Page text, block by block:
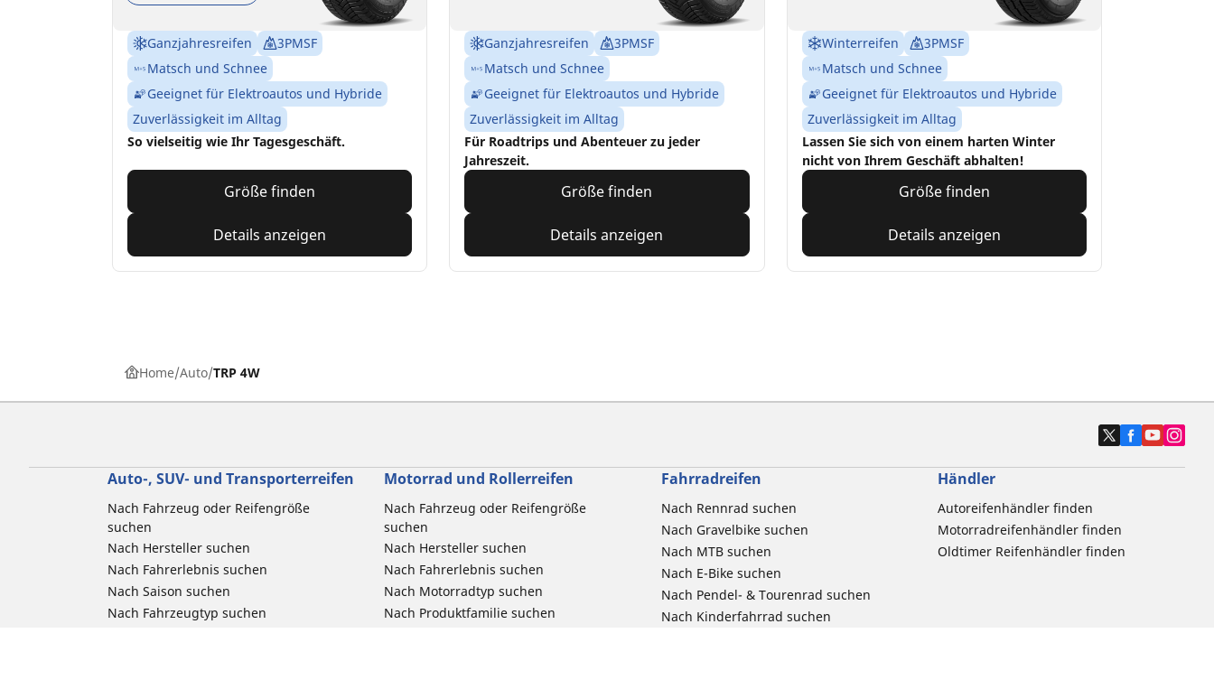
Ganzjahresreifen
3PMSF
Matsch und Schnee
Geeignet für Elektroautos und Hybride
Zuverlässigkeit im Alltag
So vielseitig wie Ihr Tagesgeschäft.
Größe finden
Details anzeigen
Ganzjahresreifen
3PMSF
Matsch und Schnee
Geeignet für Elektroautos und Hybride
Zuverlässigkeit im Alltag
Für Roadtrips und Abenteuer zu jeder
Jahreszeit.
Größe finden
Details anzeigen
Winterreifen
3PMSF
Matsch und Schnee
Geeignet für Elektroautos und Hybride
Zuverlässigkeit im Alltag
Lassen Sie sich von einem harten Winter
nicht von Ihrem Geschäft abhalten!
Größe finden
Details anzeigen
Home Auto TRP 4W
Auto-, SUV- und Transporterreifen
Nach Fahrzeug oder Reifengröße
suchen
Nach Hersteller suchen
Nach Fahrerlebnis suchen
Nach Saison suchen
Nach Fahrzeugtyp suchen
Motorrad und Rollerreifen
Nach Fahrzeug oder Reifengröße
suchen
Nach Hersteller suchen
Nach Fahrerlebnis suchen
Nach Motorradtyp suchen
Nach Produktfamilie suchen
Fahrradreifen
Nach Rennrad suchen
Nach Gravelbike suchen
Nach MTB suchen
Nach E-Bike suchen
Nach Pendel- & Tourenrad suchen
Nach Kinderfahrrad suchen
Händler
Autoreifenhändler finden
Motorradreifenhändler finden
Oldtimer Reifenhändler finden